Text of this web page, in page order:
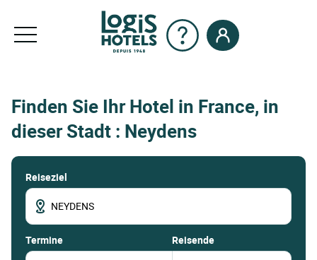
Finden Sie Ihr Hotel in France, in
dieser Stadt : Neydens
Reiseziel
termine Reisende